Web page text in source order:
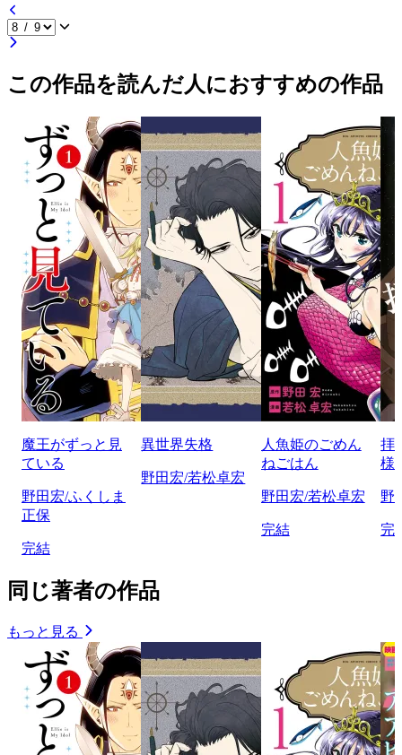
この作品を読んだ人におすすめの作品
魔王がずっと見
ている
野田宏/ふくしま
正保
完結
異世界失格
野田宏/若松卓宏
人魚姫のごめん
ねごはん
野田宏/若松卓宏
完結
拝
様
野
完
同じ著者の作品
もっと見る